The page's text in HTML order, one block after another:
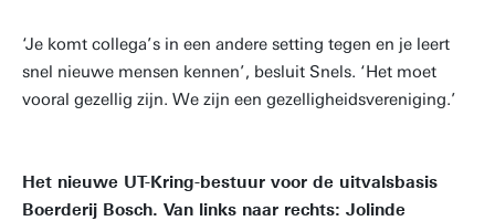
‘Je komt collega’s in een andere setting tegen en je leert
snel nieuwe mensen kennen’, besluit Snels. ‘Het moet
vooral gezellig zijn. We zijn een gezelligheidsvereniging.’
Het nieuwe UT-Kring-bestuur voor de uitvalsbasis
Boerderij Bosch. Van links naar rechts: Jolinde